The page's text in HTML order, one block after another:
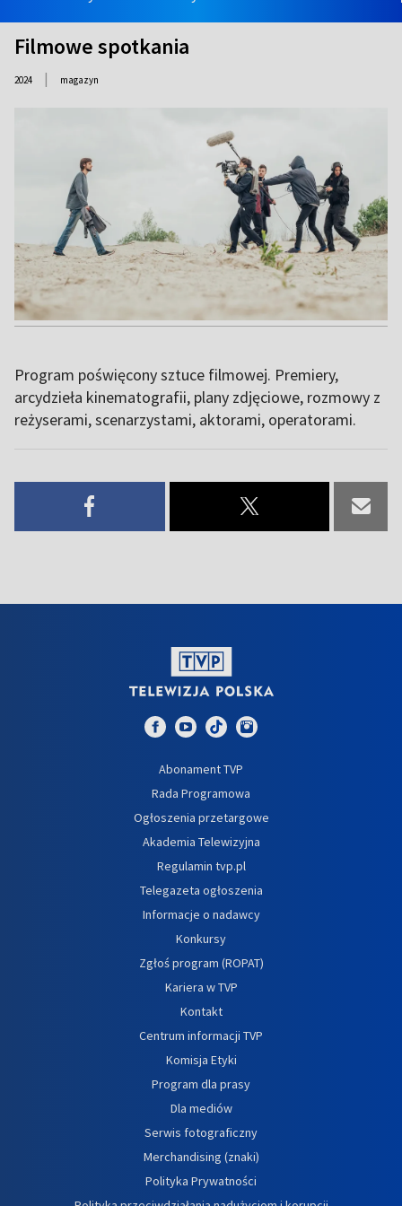
Filmowe spotkania
2024 | magazyn
Program poświęcony sztuce filmowej. Premiery,
arcydzieła kinematografii, plany zdjęciowe, rozmowy z
reżyserami, scenarzystami, aktorami, operatorami.
Abonament TVP
Rada Programowa
Ogłoszenia przetargowe
Akademia Telewizyjna
Regulamin tvp.pl
Telegazeta ogłoszenia
Informacje o nadawcy
Konkursy
Zgłoś program (ROPAT)
Kariera w TVP
Kontakt
Centrum informacji TVP
Komisja Etyki
Program dla prasy
Dla mediów
Serwis fotograficzny
Merchandising (znaki)
Polityka Prywatności